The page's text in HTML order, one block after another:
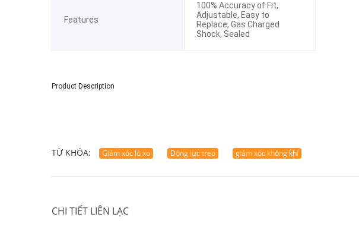
Features
100% Accuracy of Fit,
Adjustable, Easy to
Replace, Gas Charged
Shock, Sealed
Product Description
TỪ KHÓA: Giảm xóc lò xo Động lực treo giảm xóc không khí
CHI TIẾT LIÊN LẠC